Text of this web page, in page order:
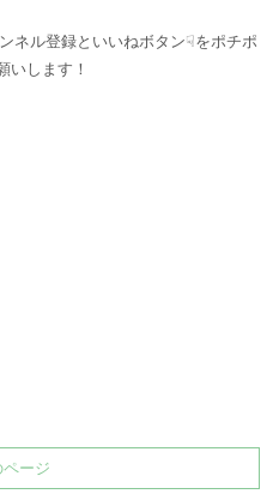
ネル登録といいねボタン☟をポチポ
いします！
ページ